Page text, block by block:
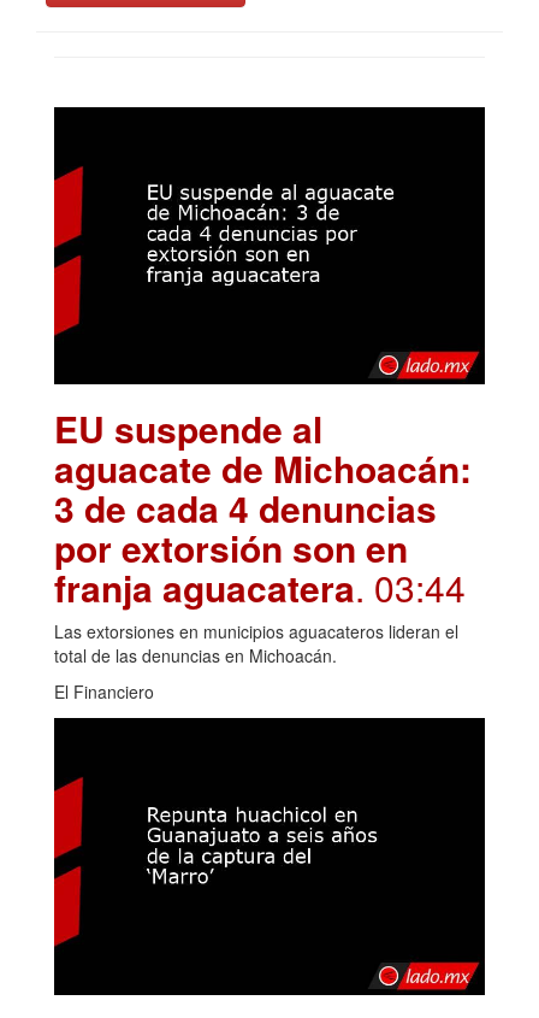
EU suspende al
aguacate de Michoacán:
3 de cada 4 denuncias
por extorsión son en
franja aguacatera. 03:44
Las extorsiones en municipios aguacateros lideran el
total de las denuncias en Michoacán.
El Financiero